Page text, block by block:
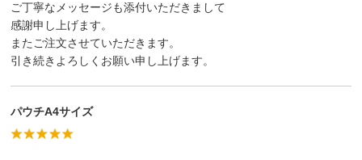
ご丁寧なメッセージも添付いただきまして
感謝申し上げます。
またご注文させていただきます。
引き続きよろしくお願い申し上げます。
パウチA4サイズ